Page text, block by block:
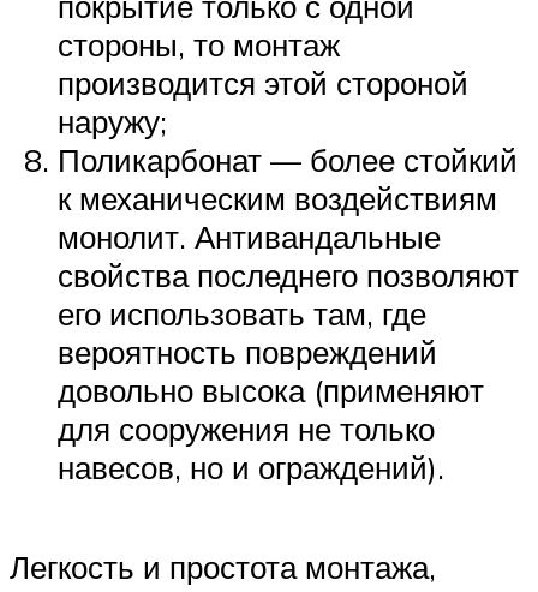
стороны, то монтаж
производится этой стороной
наружу;
Поликарбонат — более стойкий
к механическим воздействиям
монолит. Антивандальные
свойства последнего позволяют
его использовать там, где
вероятность повреждений
довольно высока (применяют
для сооружения не только
навесов, но и ограждений).
Легкость и простота монтажа,